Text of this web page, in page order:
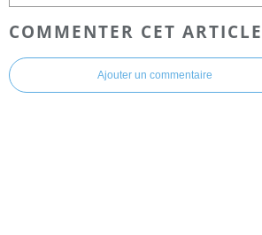
COMMENTER CET ARTICLE
Ajouter un commentaire